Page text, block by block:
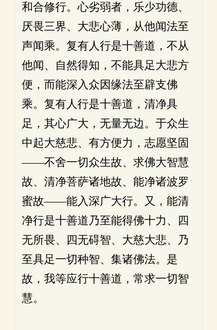
和合修行。心劣弱者，乐少功德、
厌畏三界、大悲心薄，从他闻法至
声闻乘。复有人行是十善道，不从
他闻、自然得知，不能具足大悲方
便，而能深入众因缘法至辟支佛
乘。复有人行是十善道，清净具
足，其心广大，无量无边。于众生
中起大慈悲、有方便力，志愿坚固
——不舍一切众生故、求佛大智慧
故、清净菩萨诸地故、能净诸波罗
蜜故——能入深广大行。又，能清
净行是十善道乃至能得佛十力、四
无所畏、四无碍智、大慈大悲、乃
至具足一切种智、集诸佛法。是
故，我等应行十善道，常求一切智
慧。